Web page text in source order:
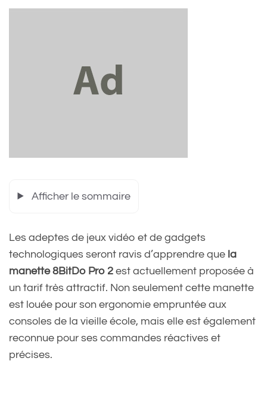
Afficher le sommaire
Les adeptes de jeux vidéo et de gadgets
technologiques seront ravis d’apprendre que la
manette 8BitDo Pro 2 est actuellement proposée à
un tarif très attractif. Non seulement cette manette
est louée pour son ergonomie empruntée aux
consoles de la vieille école, mais elle est également
reconnue pour ses commandes réactives et
précises.